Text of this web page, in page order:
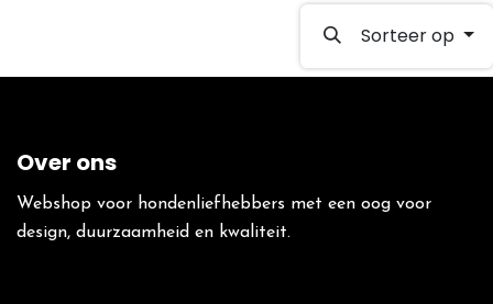
Sorteer op
Over ons
Webshop voor hondenliefhebbers met een oog voor
design, duurzaamheid en kwaliteit.